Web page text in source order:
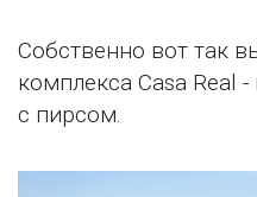
Собственно вот так
комплекса Casa Real
с пирсом.